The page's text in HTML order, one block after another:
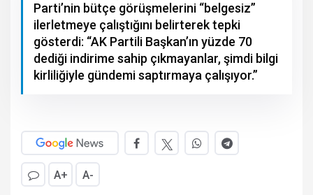
Parti’nin bütçe görüşmelerini “belgesiz”
ilerletmeye çalıştığını belirterek tepki
gösterdi: “AK Partili Başkan’ın yüzde 70
dediği indirime sahip çıkmayanlar, şimdi bilgi
kirliliğiyle gündemi saptırmaya çalışıyor.”
A+ A-